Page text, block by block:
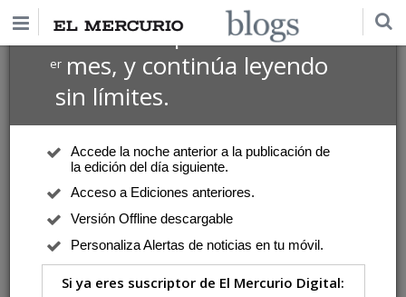
Suscríbete por $1 USD
ermes, y continúa leyendo
sin límites.
Accede la noche anterior a la publicación de
la edición del día siguiente.
Acceso a Ediciones anteriores.
Versión Offline descargable
Personaliza Alertas de noticias en tu móvil.
Si ya eres suscriptor de El Mercurio Digital: